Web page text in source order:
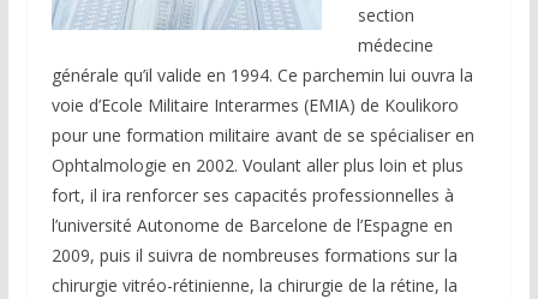
section
médecine
générale qu’il valide en 1994. Ce parchemin lui ouvra la
voie d’Ecole Militaire Interarmes (EMIA) de Koulikoro
pour une formation militaire avant de se spécialiser en
Ophtalmologie en 2002. Voulant aller plus loin et plus
fort, il ira renforcer ses capacités professionnelles à
l’université Autonome de Barcelone de l’Espagne en
2009, puis il suivra de nombreuses formations sur la
chirurgie vitréo-rétinienne, la chirurgie de la rétine, la